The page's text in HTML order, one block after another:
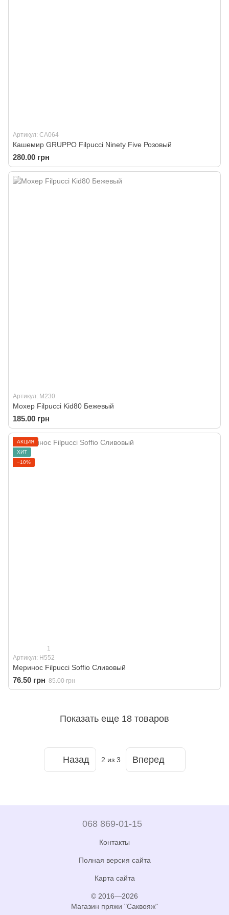
Артикул: CA064
Кашемир GRUPPO Filpucci Ninety Five Розовый
280.00 грн
Артикул: М230
Мохер Filpucci Kid80 Бежевый
185.00 грн
АКЦИЯ
ХИТ
−10%
1
Артикул: H552
Меринос Filpucci Soffio Сливовый
76.50 грн 85.00 грн
Показать еще 18 товаров
Назад 2 из 3 Вперед
068 869-01-15
Контакты
Полная версия сайта
Карта сайта
© 2016—2026
Магазин пряжи "Саквояж"